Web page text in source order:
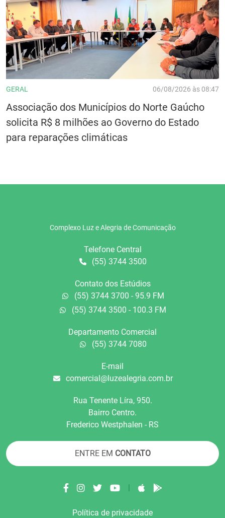
GERAL 06/08/2026 às 08:47
Associação dos Municípios do Norte Gaúcho
solicita R$ 8 milhões ao Governo do Estado
para reparações climáticas
Complexo Luz e Alegria de Comunicação
Telefone Central
(55) 3744 3500
Contato dos Estúdios
(55) 3744 3700 - 95.9 FM
(55) 3744 3500 - 100.3 FM
Departamento Comercial
(55) 3744 7080
E-mail
comercial@luzealegria.com.br
Rua Tenente Líra, 950.
Bairro Centro.
Frederico Westphalen - RS
ENTRE EM CONTATO
Política de privacidade